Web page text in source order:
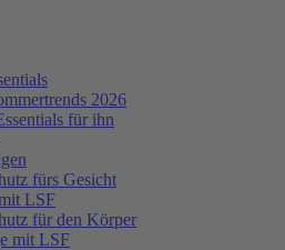
2026
für ihn
fürs Gesicht
LSF
für den Körper
mit LSF